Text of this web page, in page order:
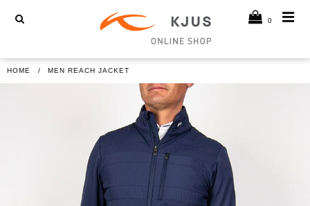
0
HOME MEN REACH JACKET